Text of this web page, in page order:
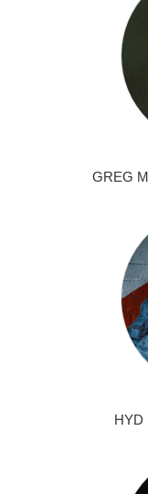
GREG
HYD